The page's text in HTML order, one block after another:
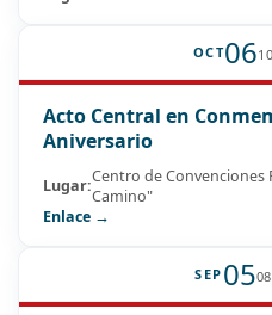
OCT06
Acto Central en
Aniversario
Lugar:Centro de Convenciones
Camino"
Enlace →
SEP 05